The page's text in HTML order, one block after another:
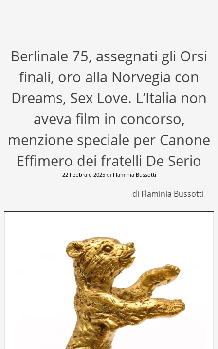
Berlinale 75, assegnati gli Orsi
finali, oro alla Norvegia con
Dreams, Sex Love. L’Italia non
aveva film in concorso,
menzione speciale per Canone
Effimero dei fratelli De Serio
22 Febbraio 2025di Flaminia Bussotti
di Flaminia Bussotti